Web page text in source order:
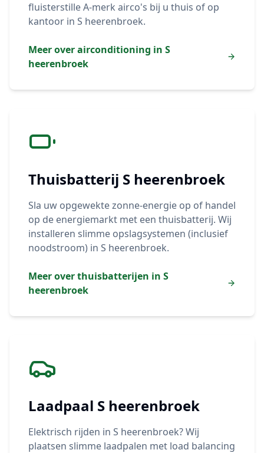
fluisterstille A-merk airco's bij u thuis of op
kantoor in S heerenbroek.
Meer over airconditioning in S
heerenbroek
Thuisbatterij S heerenbroek
Sla uw opgewekte zonne-energie op of handel
op de energiemarkt met een thuisbatterij. Wij
installeren slimme opslagsystemen (inclusief
noodstroom) in S heerenbroek.
Meer over thuisbatterijen in S
heerenbroek
Laadpaal S heerenbroek
Elektrisch rijden in S heerenbroek? Wij
plaatsen slimme laadpalen met load balancing